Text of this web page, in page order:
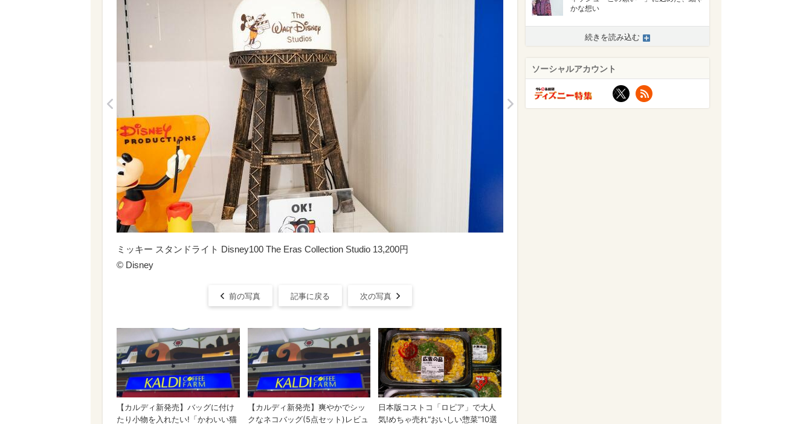
>
ミッキー スタンドライト Disney100 The Eras Collection Studio 13,200円
© ︎Disney
前の写真 記事に戻る 次の写真
かな想い
続きを読み込む
ソーシャルアカウント
X